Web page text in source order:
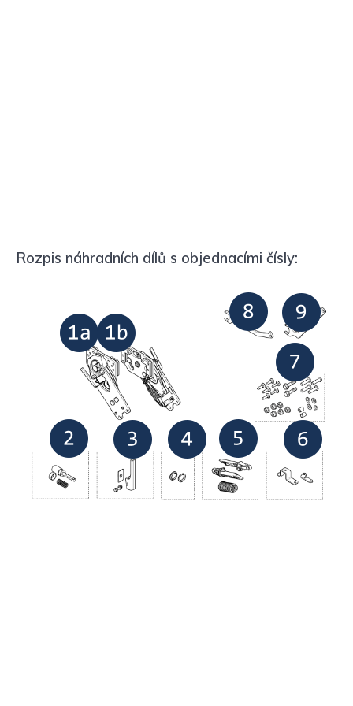
Rozpis náhradních dílů s objednacími čísly: